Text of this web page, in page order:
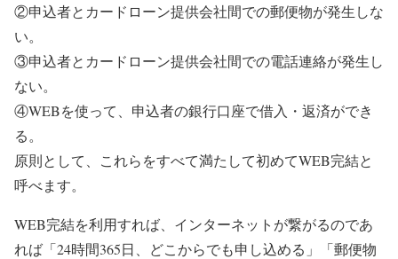
②申込者とカードローン提供会社間での郵便物が発生しな
い。
③申込者とカードローン提供会社間での電話連絡が発生し
ない。
④WEBを使って、申込者の銀行口座で借入・返済ができ
る。
原則として、これらをすべて満たして初めてWEB完結と
呼べます。
WEB完結を利用すれば、インターネットが繋がるのであ
れば「24時間365日、どこからでも申し込める」「郵便物